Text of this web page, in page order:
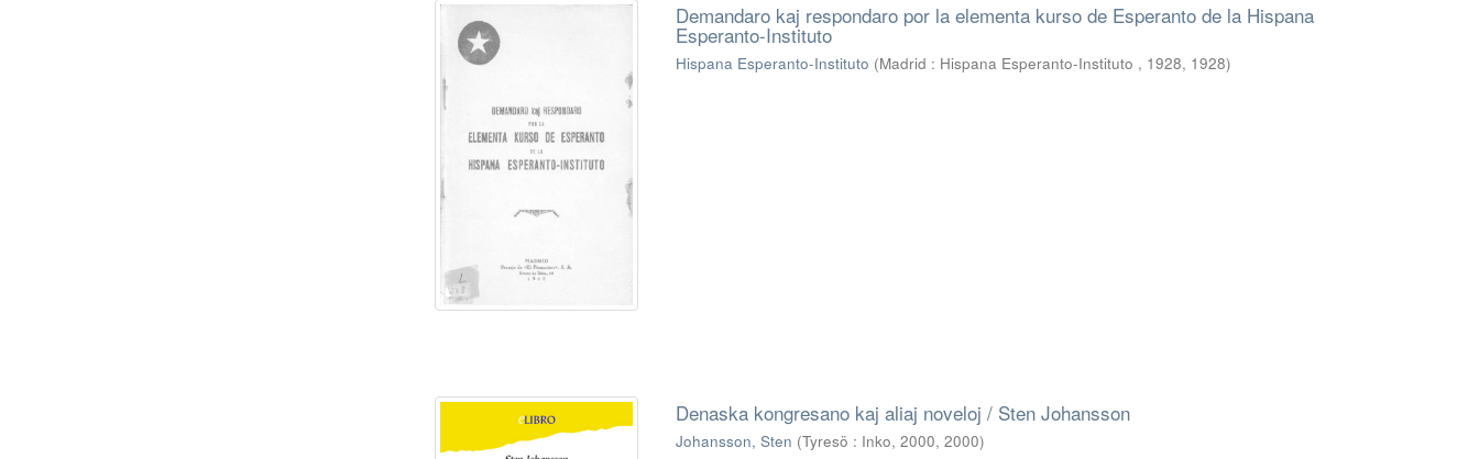
Demandaro kaj respondaro por la elementa kurso de Esperanto de la Hispana
Esperanto-Instituto
Hispana Esperanto-Instituto (Madrid : Hispana Esperanto-Instituto , 1928, 1928)
Denaska kongresano kaj aliaj noveloj / Sten Johansson
Johansson, Sten (Tyresö : Inko, 2000, 2000)